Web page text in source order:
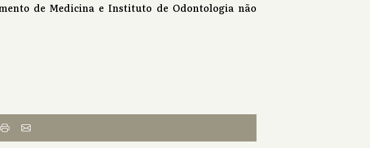
de Medicina e Instituto de Odontologia não